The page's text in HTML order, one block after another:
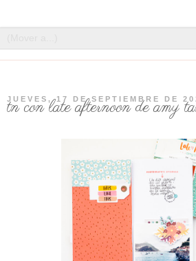
JUEVES, 17 DE SEPTIEMBRE DE
tn con late afternoon de amy